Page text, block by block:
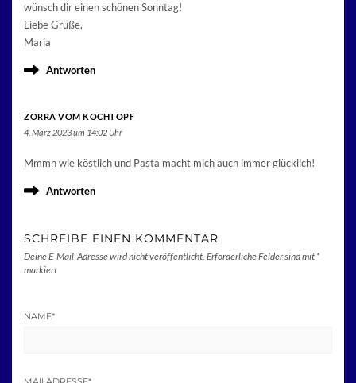
wünsch dir einen schönen Sonntag!
Liebe Grüße,
Maria
Antworten
ZORRA VOM KOCHTOPF
4. März 2023 um 14:02 Uhr
Mmmh wie köstlich und Pasta macht mich auch immer glücklich!
Antworten
SCHREIBE EINEN KOMMENTAR
Deine E-Mail-Adresse wird nicht veröffentlicht. Erforderliche Felder sind mit *
markiert
NAME*